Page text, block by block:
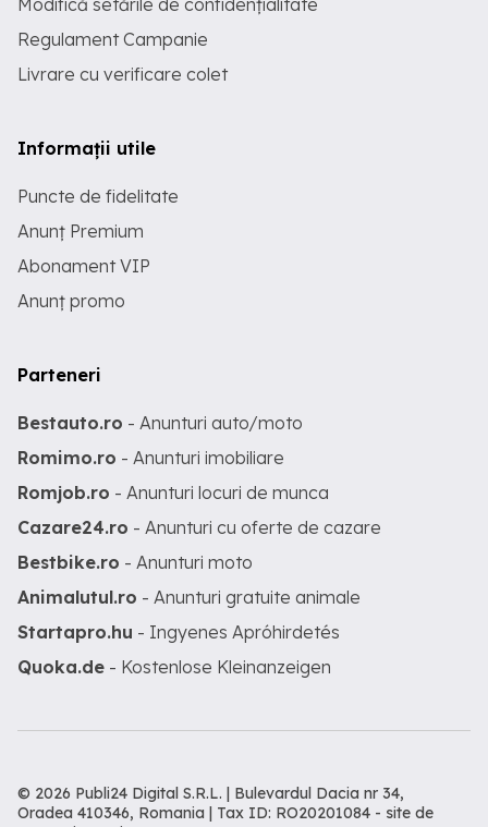
Modifică setările de confidențialitate
Regulament Campanie
Livrare cu verificare colet
Informații utile
Puncte de fidelitate
Anunț Premium
Abonament VIP
Anunț promo
Parteneri
Bestauto.ro - Anunturi auto/moto
Romimo.ro - Anunturi imobiliare
Romjob.ro - Anunturi locuri de munca
Cazare24.ro - Anunturi cu oferte de cazare
Bestbike.ro - Anunturi moto
Animalutul.ro - Anunturi gratuite animale
Startapro.hu - Ingyenes Apróhirdetés
Quoka.de - Kostenlose Kleinanzeigen
© 2026 Publi24 Digital S.R.L. | Bulevardul Dacia nr 34,
Oradea 410346, Romania | Tax ID: RO20201084 - site de